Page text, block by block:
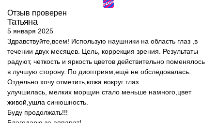
Отзыв проверен
Татьяна
5 января 2025
Здравствуйте,всем! Использую наушники на область глаз ,в
течении двух месяцев. Цель, коррекция зрения. Результаты
радуют, четкость и яркость цветов действительно поменялось
в лучшую сторону. По диоптриям,ещё не обследовалась.
Отдельно хочу отметить,кожа вокруг глаз
улучшилась, мелких морщин стало меньше намного,цвет
живой,ушла синюшность.
Буду продолжать!!!